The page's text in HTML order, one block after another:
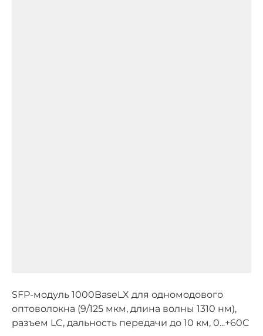
SFP-модуль 1000BaseLX для одномодового
оптоволокна (9/125 мкм, длина волны 1310 нм),
разъем LC, дальность передачи до 10 км, 0...+60C